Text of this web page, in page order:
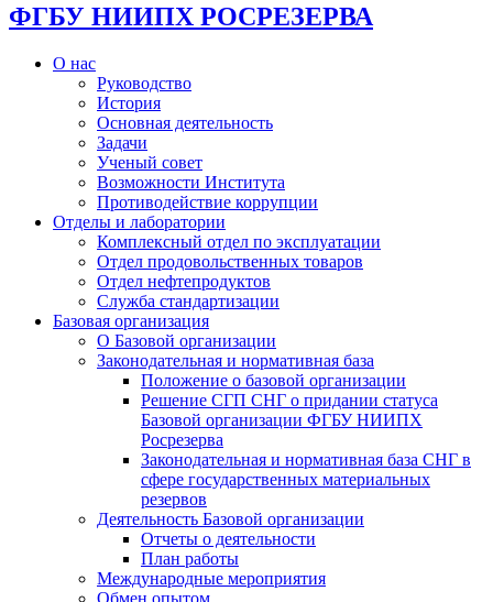
ФГБУ НИИПХ РОСРЕЗЕРВА
О нас
Руководство
История
Основная деятельность
Задачи
Ученый совет
Возможности Института
Противодействие коррупции
Отделы и лаборатории
Комплексный отдел по эксплуатации
Отдел продовольственных товаров
Отдел нефтепродуктов
Служба стандартизации
Базовая организация
О Базовой организации
Законодательная и нормативная база
Положение о базовой организации
Решение СГП СНГ о придании статуса
Базовой организации ФГБУ НИИПХ
Росрезерва
Законодательная и нормативная база СНГ в
сфере государственных материальных
резервов
Деятельность Базовой организации
Отчеты о деятельности
План работы
Международные мероприятия
Обмен опытом